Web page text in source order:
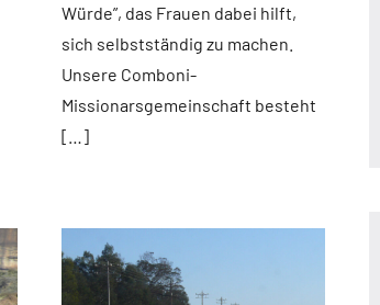
Würde”, das Frauen dabei hilft,
sich selbstständig zu machen.
Unsere Comboni-
Missionarsgemeinschaft besteht
[…]